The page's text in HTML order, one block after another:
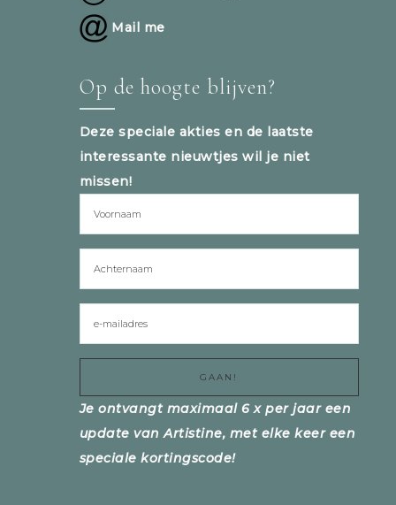
Mail me
Op de hoogte blijven?
Deze speciale akties en de laatste
interessante nieuwtjes wil je niet
missen!
Je ontvangt maximaal 6 x per jaar een
update van Artistine, met elke keer een
speciale kortingscode!